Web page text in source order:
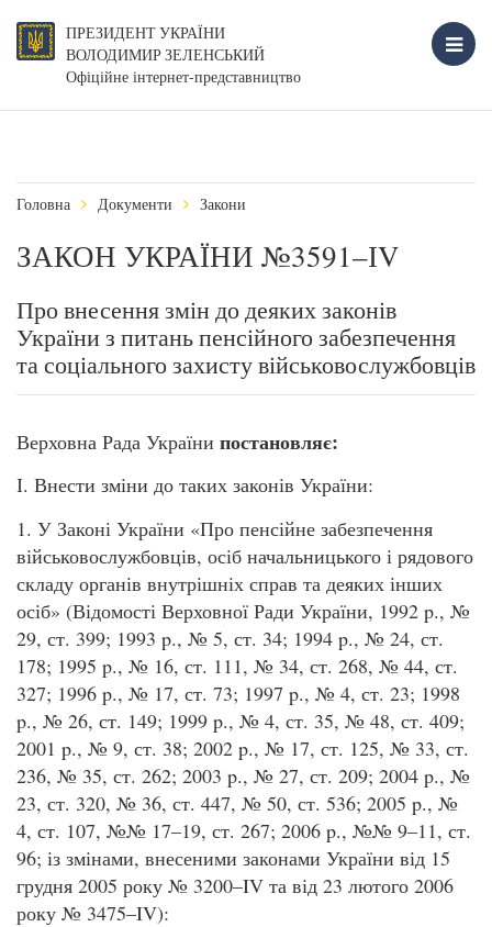
ПРЕЗИДЕНТ УКРАЇНИ
ВОЛОДИМИР ЗЕЛЕНСЬКИЙ
Офіційне інтернет-представництво
Головна Документи Закони
ЗАКОН УКРАЇНИ №3591–ІV
Про внесення змін до деяких законів
України з питань пенсійного забезпечення
та соціального захисту військовослужбовців
Верховна Рада України постановляє:
І. Внести зміни до таких законів України:
1. У Законі України «Про пенсійне забезпечення
військовослужбовців, осіб начальницького і рядового
складу органів внутрішніх справ та деяких інших
осіб» (Відомості Верховної Ради України, 1992 p., №
29, ст. 399; 1993 p., № 5, ст. 34; 1994 p., № 24, ст.
178; 1995 p., № 16, ст. 111, № 34, ст. 268, № 44, ст.
327; 1996 p., № 17, ст. 73; 1997 p., № 4, ст. 23; 1998
p., № 26, ст. 149; 1999 p., № 4, ст. 35, № 48, ст. 409;
2001 p., № 9, ст. 38; 2002 p., № 17, ст. 125, № 33, ст.
236, № 35, ст. 262; 2003 p., № 27, ст. 209; 2004 p., №
23, ст. 320, № 36, ст. 447, № 50, ст. 536; 2005 p., №
4, ст. 107, №№ 17–19, ст. 267; 2006 p., №№ 9–11, ст.
96; із змінами, внесеними законами України від 15
грудня 2005 року № 3200–IV та від 23 лютого 2006
року № 3475–IV):